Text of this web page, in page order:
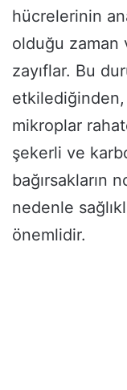
hücrelerinin
olduğu zaman
zayıflar. Bu
mikroplar
şekerli ve
bağırsakların
nedenle
önemlidir.